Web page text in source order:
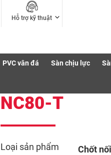
Hỗ trợ kỹ thuật
PVC vân đá Sàn chịu lực
NC80-T
Loại sản phẩm Chốt